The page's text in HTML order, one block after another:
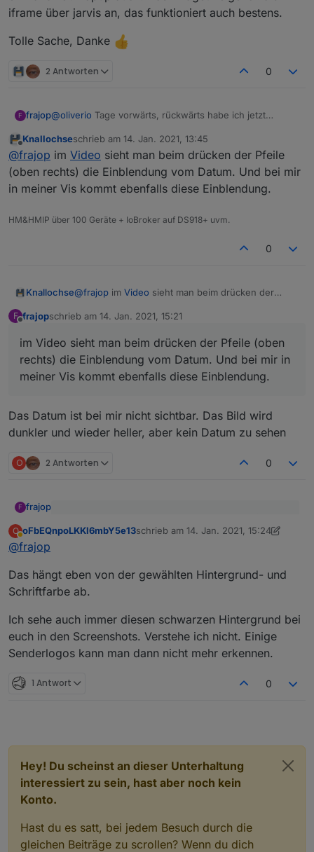
iframe über jarvis an, das funktioniert auch bestens.
Tolle Sache, Danke
2 Antworten 0
F frajop@oliverio Tage vorwärts, rückwärts habe ich jetzt
Bei dir wird dann ebenfalls diese Einblendung mit
dem geladenen Tag angezeigt? Schau dir das
Video im Thread mit der 0.0.8 an, da kann man es
sehen.
Was meinst du damit? Ich sehe da keine Einblendung!?
Ich finde nur ein Video für 7.
Breite im Widget und Fully gespielt (Breite im Widget
einwandfrei. Popup auch. Das Widget zeige ich als
Offline
Knallochseschrieb am 14. Jan. 2021, 13:45
zuletzt editiert von
@frajop im Video sieht man beim drücken der Pfeile
(oben rechts) die Einblendung vom Datum. Und bei mir
in meiner Vis kommt ebenfalls diese Einblendung.
HM&HMIP über 100 Geräte + IoBroker auf DS918+ uvm.
0
Knallochse@frajop im Video sieht man beim drücken der
Und bei mir in meiner Vis kommt ebenfalls diese
F frajopschrieb am 14. Jan. 2021, 15:21
zuletzt editiert von
im Video sieht man beim drücken der Pfeile (oben
rechts) die Einblendung vom Datum. Und bei mir in
meiner Vis kommt ebenfalls diese Einblendung.
Das Datum ist bei mir nicht sichtbar. Das Bild wird
dunkler und wieder heller, aber kein Datum zu sehen
O 2 Antworten 0
F frajop
rechts) die Einblendung vom Datum. Und bei mir in
O
Abwesend
oFbEQnpoLKKl6mbY5e13schrieb am 14. Jan. 2021, 15:24
zuletzt editiert von
@frajop
Das hängt eben von der gewählten Hintergrund- und
Schriftfarbe ab.
Ich sehe auch immer diesen schwarzen Hintergrund bei
euch in den Screenshots. Verstehe ich nicht. Einige
Senderlogos kann man dann nicht mehr erkennen.
1 Antwort 0
Hey! Du scheinst an dieser Unterhaltung
interessiert zu sein, hast aber noch kein
Konto.
Hast du es satt, bei jedem Besuch durch die
gleichen Beiträge zu scrollen? Wenn du dich